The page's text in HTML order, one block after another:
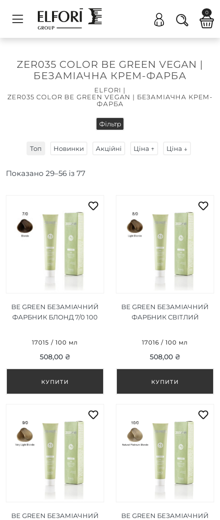
0
ZER035 COLOR BE GREEN VEGAN |
БЕЗАМІАЧНА КРЕМ-ФАРБА
ELFORI |
ZER035 COLOR BE GREEN VEGAN | БЕЗАМІАЧНА КРЕМ-
ФАРБА
Фільтр
Топ Новинки Акційні Ціна ↑ Ціна ↓
Показано 29–56 із 77
BE GREEN БЕЗАМІАЧНИЙ
ФАРБНИК БЛОНД 7/0 100
17015 / 100 мл
508,00 ₴
BE GREEN БЕЗАМІАЧНИЙ
ФАРБНИК СВІТЛИЙ
17016 / 100 мл
508,00 ₴
BE GREEN БЕЗАМІАЧНИЙ
BE GREEN БЕЗАМІАЧНИЙ